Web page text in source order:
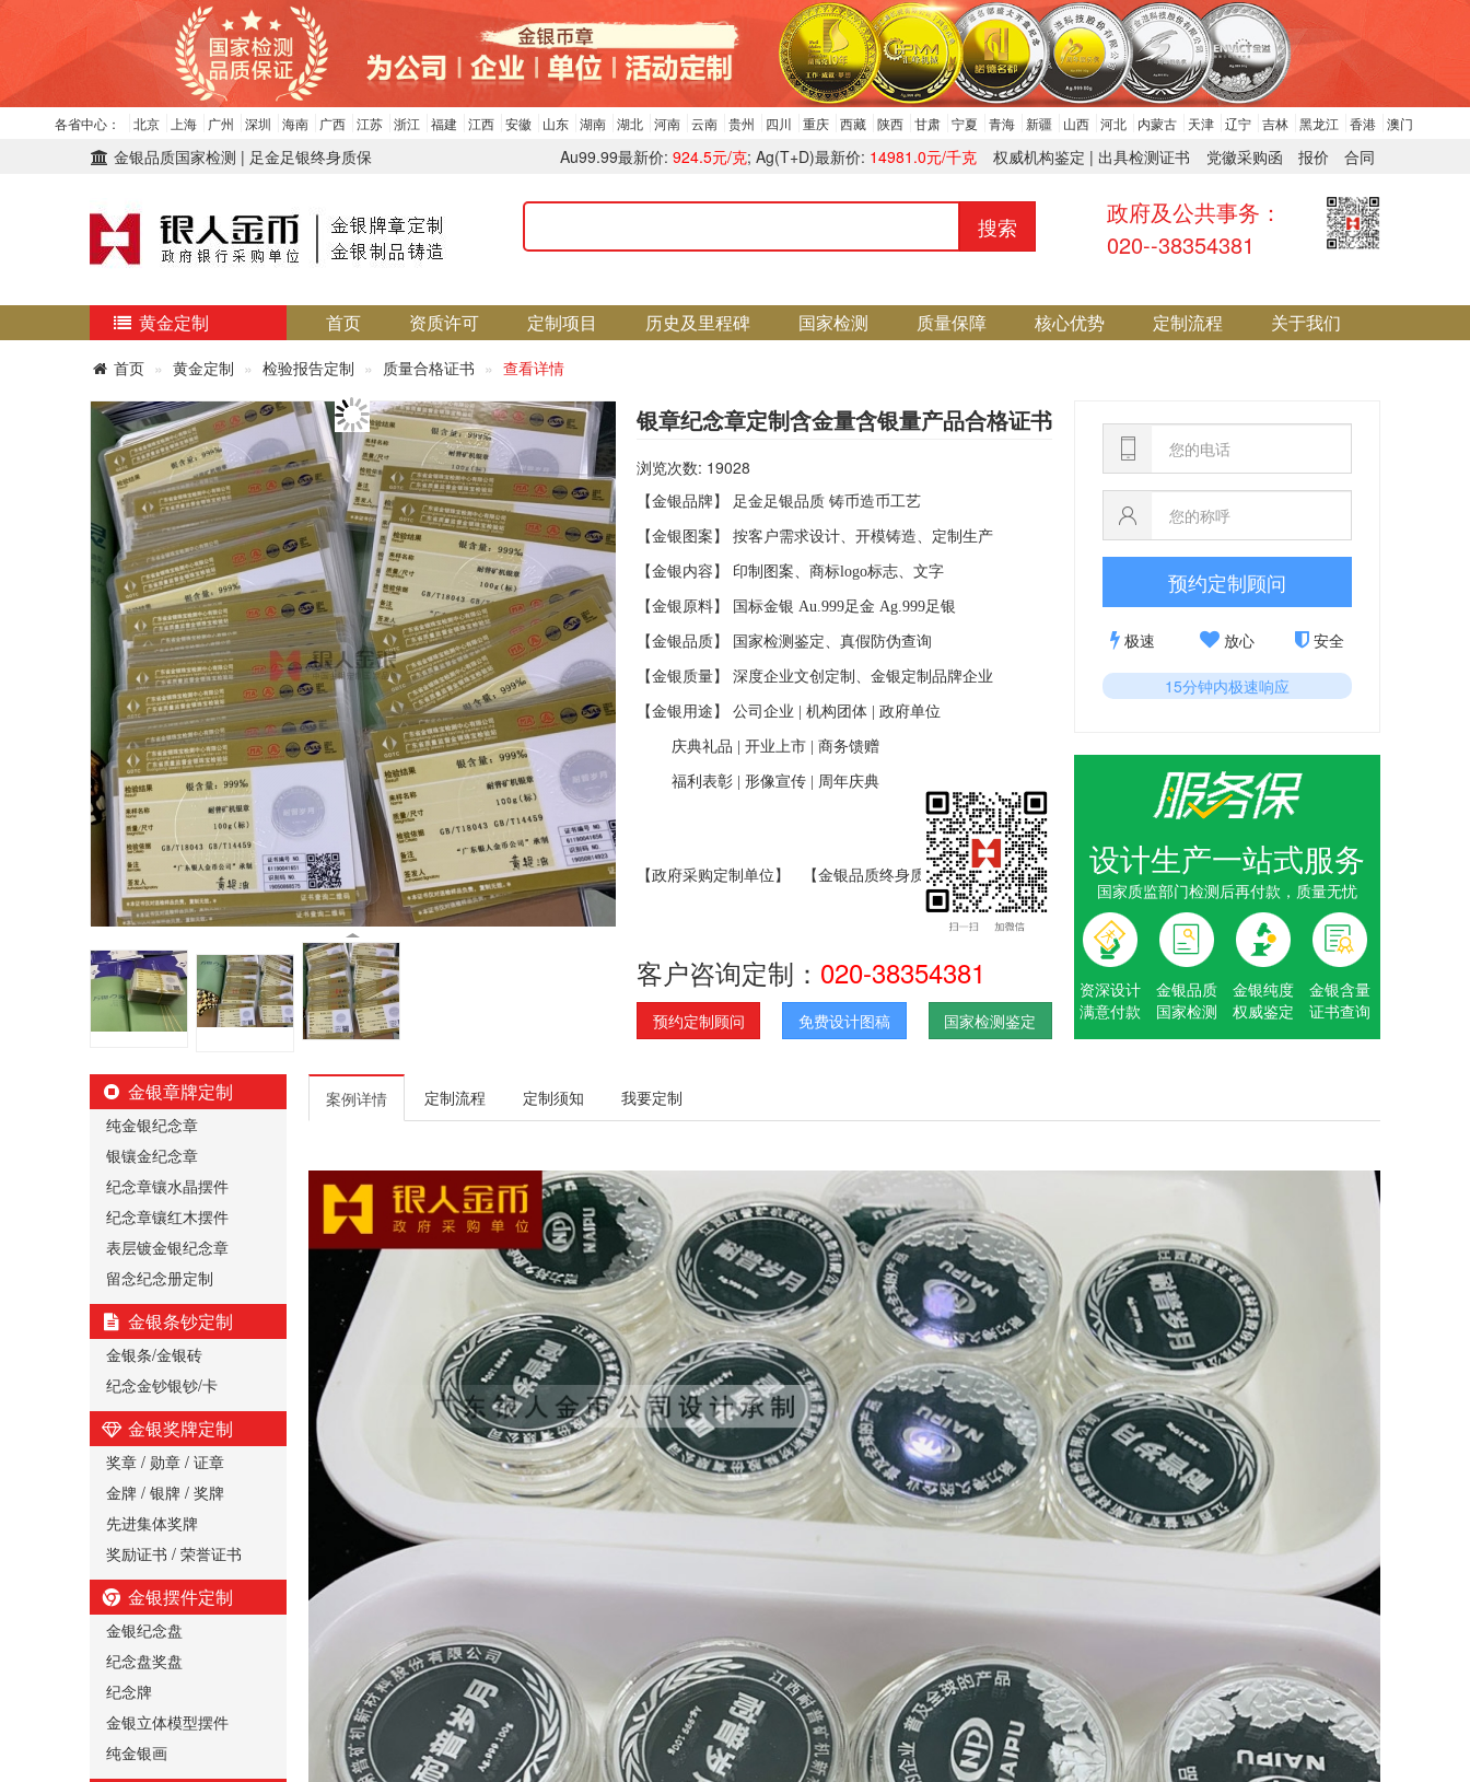
各省中心： 北京 上海 广州 深圳 海南 广西 江苏 浙江 福建 江西 安徽 山东 湖南 湖北 河南 云南 贵州 四川 重庆 西藏 陕西 甘肃 宁夏 青海 新疆 山西 河北 内蒙古 天津 辽宁 吉林 黑龙江 香港 澳门
金银品质国家检测 | 足金足银终身质保 党徽采购函 报价 合同
权威机构鉴定 | 出具检测证书
Au99.99最新价: 924.5元/克; Ag(T+D)最新价: 14981.0元/千克
搜索
政府及公共事务：
020--38354381
黄金定制 首页 资质许可 定制项目 历史及里程碑 国家检测 质量保障 核心优势 定制流程 关于我们
首页 黄金定制 检验报告定制 质量合格证书 查看详情
银章纪念章定制含金量含银量产品合格证书
浏览次数: 19028
【金银品牌】 足金足银品质 铸币造币工艺
【金银图案】 按客户需求设计、开模铸造、定制生产
【金银内容】 印制图案、商标logo标志、文字
【金银原料】 国标金银 Au.999足金 Ag.999足银
【金银品质】 国家检测鉴定、真假防伪查询
【金银质量】 深度企业文创定制、金银定制品牌企业
【金银用途】 公司企业 机构团体 政府单位
庆典礼品 开业上市 商务馈赠
福利表彰 形像宣传 周年庆典
【政府采购定制单位】 【金银品质终身质保】
客户咨询定制： 020-38354381
预约定制顾问 免费设计图稿 国家检测鉴定
预约定制顾问
极速 放心 安全
15分钟内极速响应
设计生产一站式服务
国家质监部门检测后再付款，质量无忧
资深设计
满意付款
金银品质
国家检测
金银纯度
权威鉴定
金银含量
证书查询
金银章牌定制
纯金银纪念章
银镶金纪念章
纪念章镶水晶摆件
纪念章镶红木摆件
表层镀金银纪念章
留念纪念册定制
金银条钞定制
金银条/金银砖
纪念金钞银钞/卡
金银奖牌定制
奖章 / 勋章 / 证章
金牌 / 银牌 / 奖牌
先进集体奖牌
奖励证书 / 荣誉证书
金银摆件定制
金银纪念盘
纪念盘奖盘
纪念牌
金银立体模型摆件
纯金银画
案例详情 定制流程 定制须知 我要定制